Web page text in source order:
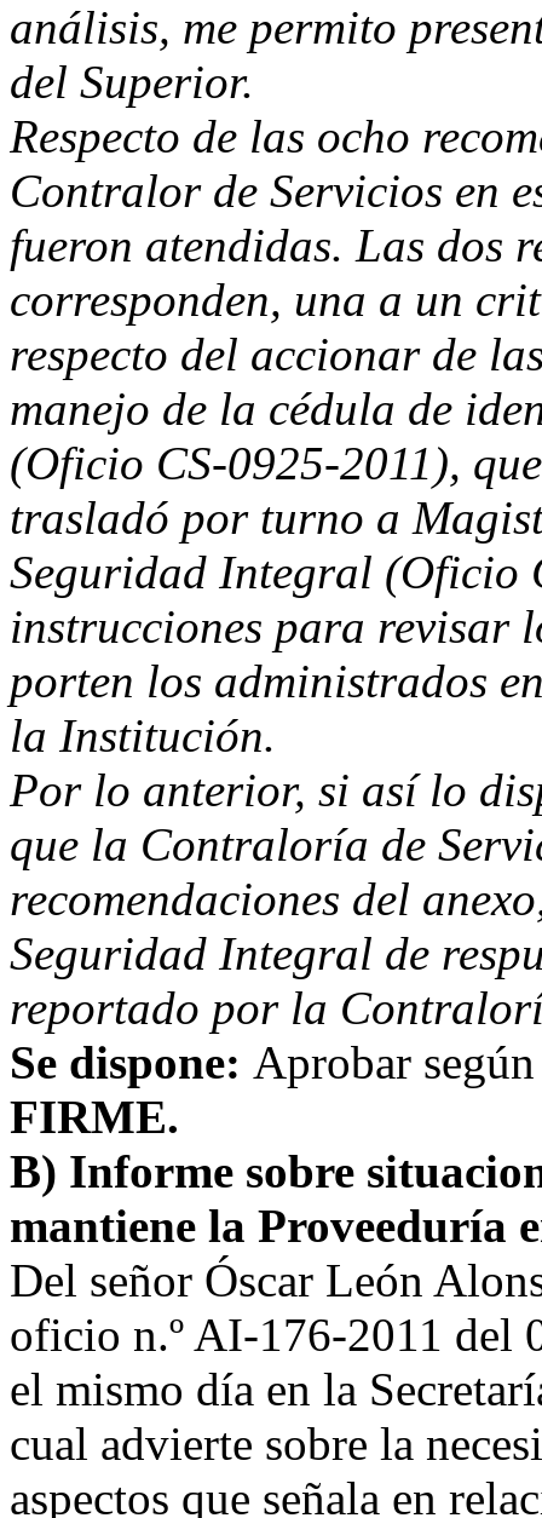
análisis, me permito
del Superior.
Respecto de las ocho
Contralor de Servicios en
fueron atendidas. Las dos
corresponden, una a un
respecto del accionar de
manejo de la cédula de
(Oficio CS-0925-2011),
trasladó por turno a
Seguridad Integral (Oficio
instrucciones para revisar
porten los administrados
la Institución.
Por lo anterior, si así lo
que la Contraloría de
recomendaciones del
Seguridad Integral de
reportado por la
Se dispone: Aprobar
FIRME.
B) Informe sobre
mantiene la Proveeduría
Del señor Óscar León
oficio n.º AI-176-2011 del
el mismo día en la
cual advierte sobre la
aspectos que señala en